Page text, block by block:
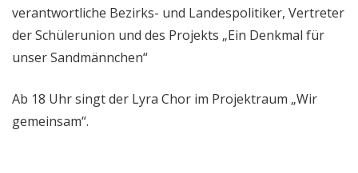
verantwortliche Bezirks- und Landespolitiker, Vertreter
der Schülerunion und des Projekts „Ein Denkmal für
unser Sandmännchen“
Ab 18 Uhr singt der Lyra Chor im Projektraum „Wir
gemeinsam“.